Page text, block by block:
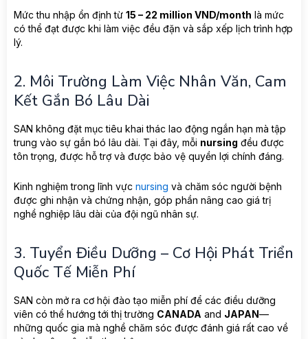
Mức thu nhập ổn định từ 15 – 22 million VND/month là mức
có thể đạt được khi làm việc đều đặn và sắp xếp lịch trình hợp
lý.
2. Môi Trường Làm Việc Nhân Văn, Cam
Kết Gắn Bó Lâu Dài
SAN không đặt mục tiêu khai thác lao động ngắn hạn mà tập
trung vào sự gắn bó lâu dài. Tại đây, mỗi nursing đều được
tôn trọng, được hỗ trợ và được bảo vệ quyền lợi chính đáng.
Kinh nghiệm trong lĩnh vực nursing và chăm sóc người bệnh
được ghi nhận và chứng nhận, góp phần nâng cao giá trị
nghề nghiệp lâu dài của đội ngũ nhân sự.
3. Tuyển Điều Dưỡng – Cơ Hội Phát Triển
Quốc Tế Miễn Phí
SAN còn mở ra cơ hội đào tạo miễn phí để các điều dưỡng
viên có thể hướng tới thị trường CANADA and JAPAN—
những quốc gia mà nghề chăm sóc được đánh giá rất cao về